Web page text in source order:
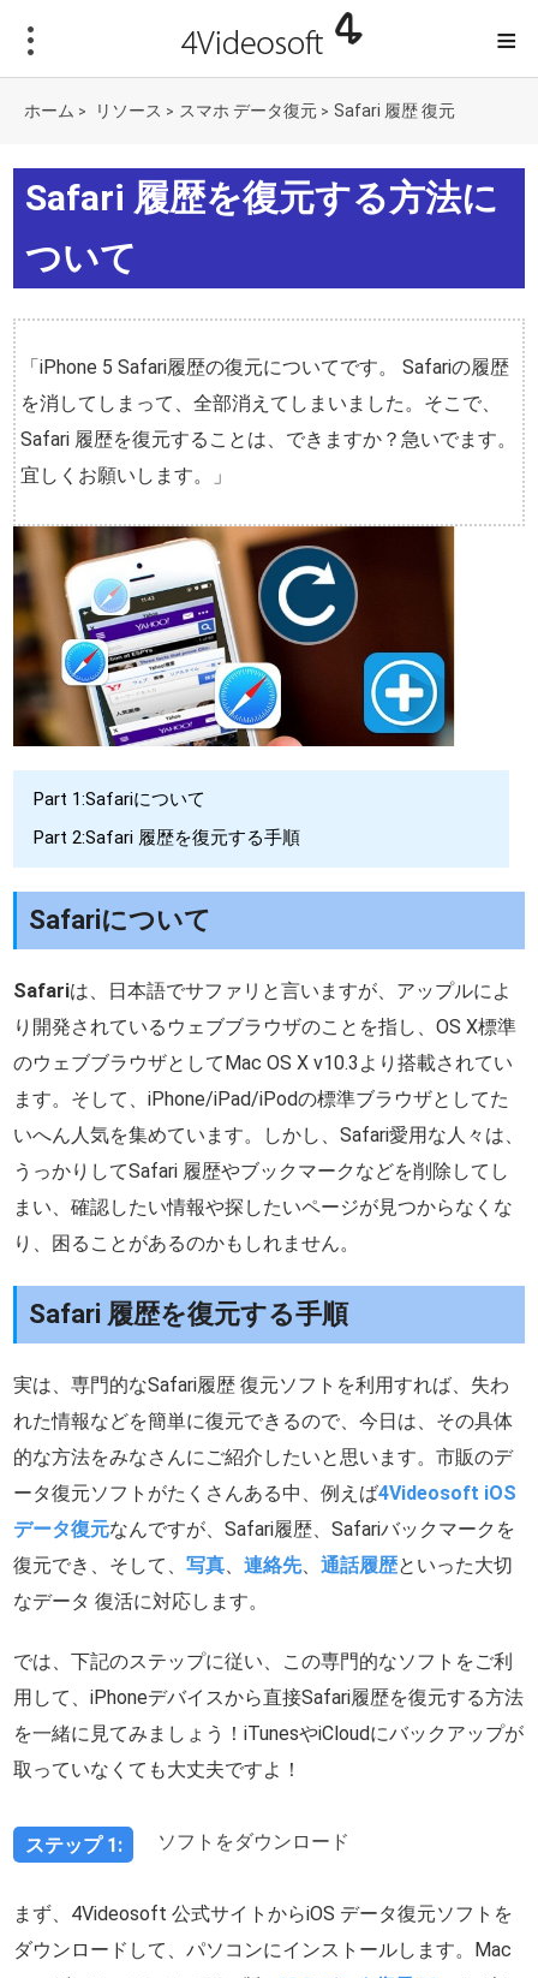
≡
ホーム > リソース > スマホ データ復元 > Safari 履歴 復元
Safari 履歴を復元する方法に
ついて
「iPhone 5 Safari履歴の復元についてです。 Safariの履歴
を消してしまって、全部消えてしまいました。そこで、
Safari 履歴を復元することは、できますか？急いでます。
宜しくお願いします。」
Part 1:Safariについて
Part 2:Safari 履歴を復元する手順
Safariについて
Safariは、日本語でサファリと言いますが、アップルによ
り開発されているウェブブラウザのことを指し、OS X標準
のウェブブラウザとしてMac OS X v10.3より搭載されてい
ます。そして、iPhone/iPad/iPodの標準ブラウザとしてた
いへん人気を集めています。しかし、Safari愛用な人々は、
うっかりしてSafari 履歴やブックマークなどを削除してし
まい、確認したい情報や探したいページが見つからなくな
り、困ることがあるのかもしれません。
Safari 履歴を復元する手順
実は、専門的なSafari履歴 復元ソフトを利用すれば、失わ
れた情報などを簡単に復元できるので、今日は、その具体
的な方法をみなさんにご紹介したいと思います。市販のデ
ータ復元ソフトがたくさんある中、例えば4Videosoft iOS
データ復元なんですが、Safari履歴、Safariバックマークを
復元でき、そして、写真、連絡先、通話履歴といった大切
なデータ 復活に対応します。
では、下記のステップに従い、この専門的なソフトをご利
用して、iPhoneデバイスから直接Safari履歴を復元する方法
を一緒に見てみましょう！iTunesやiCloudにバックアップが
取っていなくても大丈夫ですよ！
ステップ 1: ソフトをダウンロード
まず、4Videosoft 公式サイトからiOS データ復元ソフトを
ダウンロードして、パソコンにインストールします。Mac